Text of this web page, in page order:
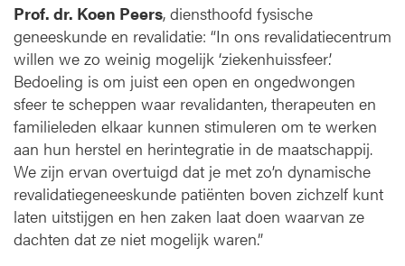
Prof. dr. Koen Peers, diensthoofd fysische
geneeskunde en revalidatie: “In ons revalidatiecentrum
willen we zo weinig mogelijk ‘ziekenhuissfeer’.
Bedoeling is om juist een open en ongedwongen
sfeer te scheppen waar revalidanten, therapeuten en
familieleden elkaar kunnen stimuleren om te werken
aan hun herstel en herintegratie in de maatschappij.
We zijn ervan overtuigd dat je met zo’n dynamische
revalidatiegeneeskunde patiënten boven zichzelf kunt
laten uitstijgen en hen zaken laat doen waarvan ze
dachten dat ze niet mogelijk waren.”